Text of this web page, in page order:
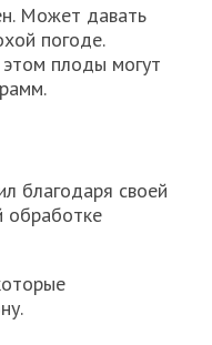
Может давать
погоде.
плоды могут
благодаря своей
обработке